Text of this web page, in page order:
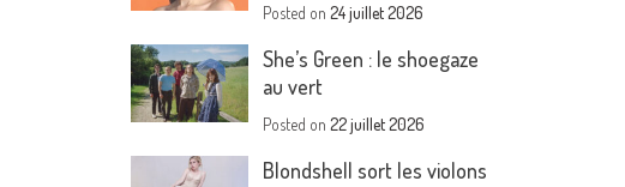
Posted on24 juillet 2026
She’s Green : le shoegaze
au vert
Posted on22 juillet 2026
Blondshell sort les violons